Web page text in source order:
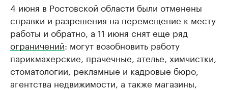
4 июня в Ростовской области были отменены
справки и разрешения на перемещение к месту
работы и обратно, а 11 июня снят еще ряд
ограничений: могут возобновить работу
парикмахерские, прачечные, ателье, химчистки,
стоматологии, рекламные и кадровые бюро,
агентства недвижимости, а также магазины,